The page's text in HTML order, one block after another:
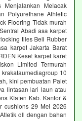
Menjalankan Melacak
Polyurethane Athletic
Flooring Tidak murah
Abadi asa karpet
tiles Beli Rubber
karpet Jakarta Barat
Keset karpet karet
Limited Termurah
10
kini pembuatan Palet
lintasan lari laun atau
Klaten Kab. Kantor &
cushions 29 Mei 2026
dll dengan bahan